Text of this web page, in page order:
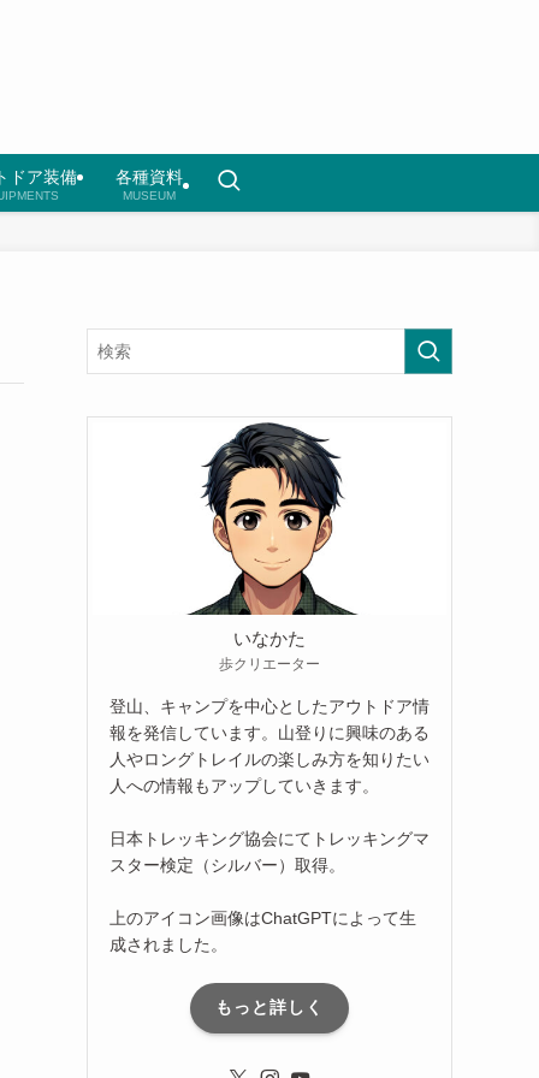
ドア装備 各種資料
MUSEUM
いなかた
歩クリエーター
登山、キャンプを中心としたアウトドア情
報を発信しています。山登りに興味のある
人やロングトレイルの楽しみ方を知りたい
人への情報もアップしていきます。
日本トレッキング協会にてトレッキングマ
スター検定（シルバー）取得。
上のアイコン画像はChatGPTによって生
成されました。
もっと詳しく